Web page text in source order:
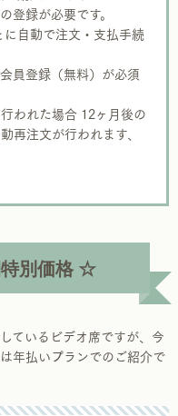
登録が必要です。
自動で注文・支払手続
員登録（無料）が必須
われた場合 12ヶ月後の
再注文が行われます、
特別価格 ☆
ているビデオ席ですが、今
年払いプランでのご紹介で